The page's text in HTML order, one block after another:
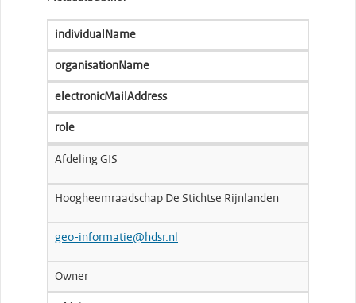
individualName
organisationName
electronicMailAddress
role
Afdeling GIS
Hoogheemraadschap De Stichtse Rijnlanden
geo-informatie@hdsr.nl
Owner